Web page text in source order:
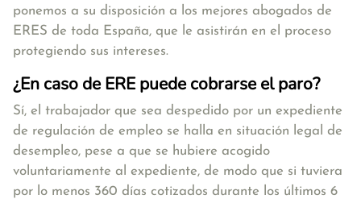
ponemos a su disposición a los mejores abogados de
ERES de toda España, que le asistirán en el proceso
protegiendo sus intereses.
¿En caso de ERE puede cobrarse el paro?
Sí, el trabajador que sea despedido por un expediente
de regulación de empleo se halla en situación legal de
desempleo, pese a que se hubiere acogido
voluntariamente al expediente, de modo que si tuviera
por lo menos 360 días cotizados durante los últimos 6